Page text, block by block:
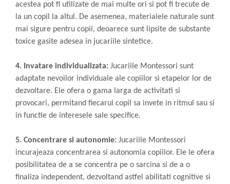
acestea pot fi utilizate de mai multe ori si pot fi trecute de
la un copil la altul. De asemenea, materialele naturale sunt
mai sigure pentru copii, deoarece sunt lipsite de substante
toxice gasite adesea in jucariile sintetice.
4. Invatare individualizata: Jucariile Montessori sunt
adaptate nevoilor individuale ale copiilor si etapelor lor de
dezvoltare. Ele ofera o gama larga de activitati si
provocari, permitand fiecarui copil sa invete in ritmul sau si
in functie de interesele sale specifice.
5. Concentrare si autonomie: Jucariile Montessori
incurajeaza concentrarea si autonomia copiilor. Ele le ofera
posibilitatea de a se concentra pe o sarcina si de a o
finaliza independent, dezvoltand astfel abilitati cognitive si